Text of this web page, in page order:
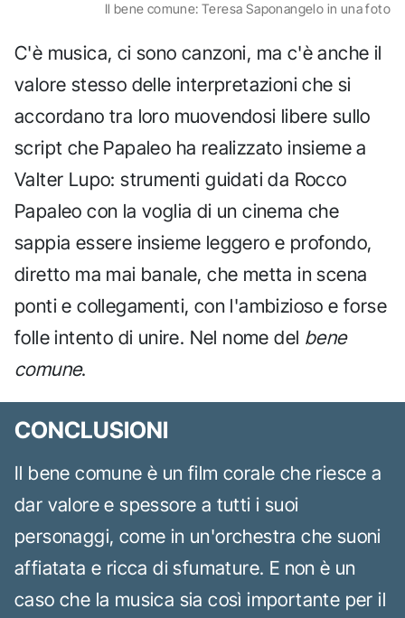
Il bene comune: Teresa Saponangelo in una foto
C'è musica, ci sono canzoni, ma c'è anche il
valore stesso delle interpretazioni che si
accordano tra loro muovendosi libere sullo
script che Papaleo ha realizzato insieme a
Valter Lupo: strumenti guidati da Rocco
Papaleo con la voglia di un cinema che
sappia essere insieme leggero e profondo,
diretto ma mai banale, che metta in scena
ponti e collegamenti, con l'ambizioso e forse
folle intento di unire. Nel nome del bene
comune.
CONCLUSIONI
Il bene comune è un film corale che riesce a
dar valore e spessore a tutti i suoi
personaggi, come in un'orchestra che suoni
affiatata e ricca di sfumature. E non è un
caso che la musica sia così importante per il